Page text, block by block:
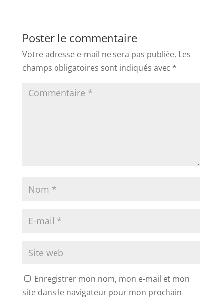
Poster le commentaire
Votre adresse e-mail ne sera pas publiée. Les
champs obligatoires sont indiqués avec *
Enregistrer mon nom, mon e-mail et mon
site dans le navigateur pour mon prochain